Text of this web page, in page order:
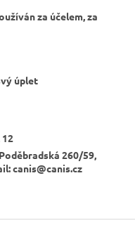
za účelem, za
úplet
12
260/59,
canis@canis.cz